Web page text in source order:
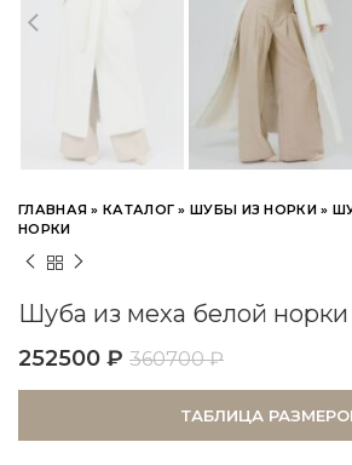
ГЛАВНАЯ »КАТАЛОГ »ШУБЫ ИЗ НОРКИ»
НОРКИ
Шуба из меха белой
252500 ₽ 360700₽
ТАБЛИЦА